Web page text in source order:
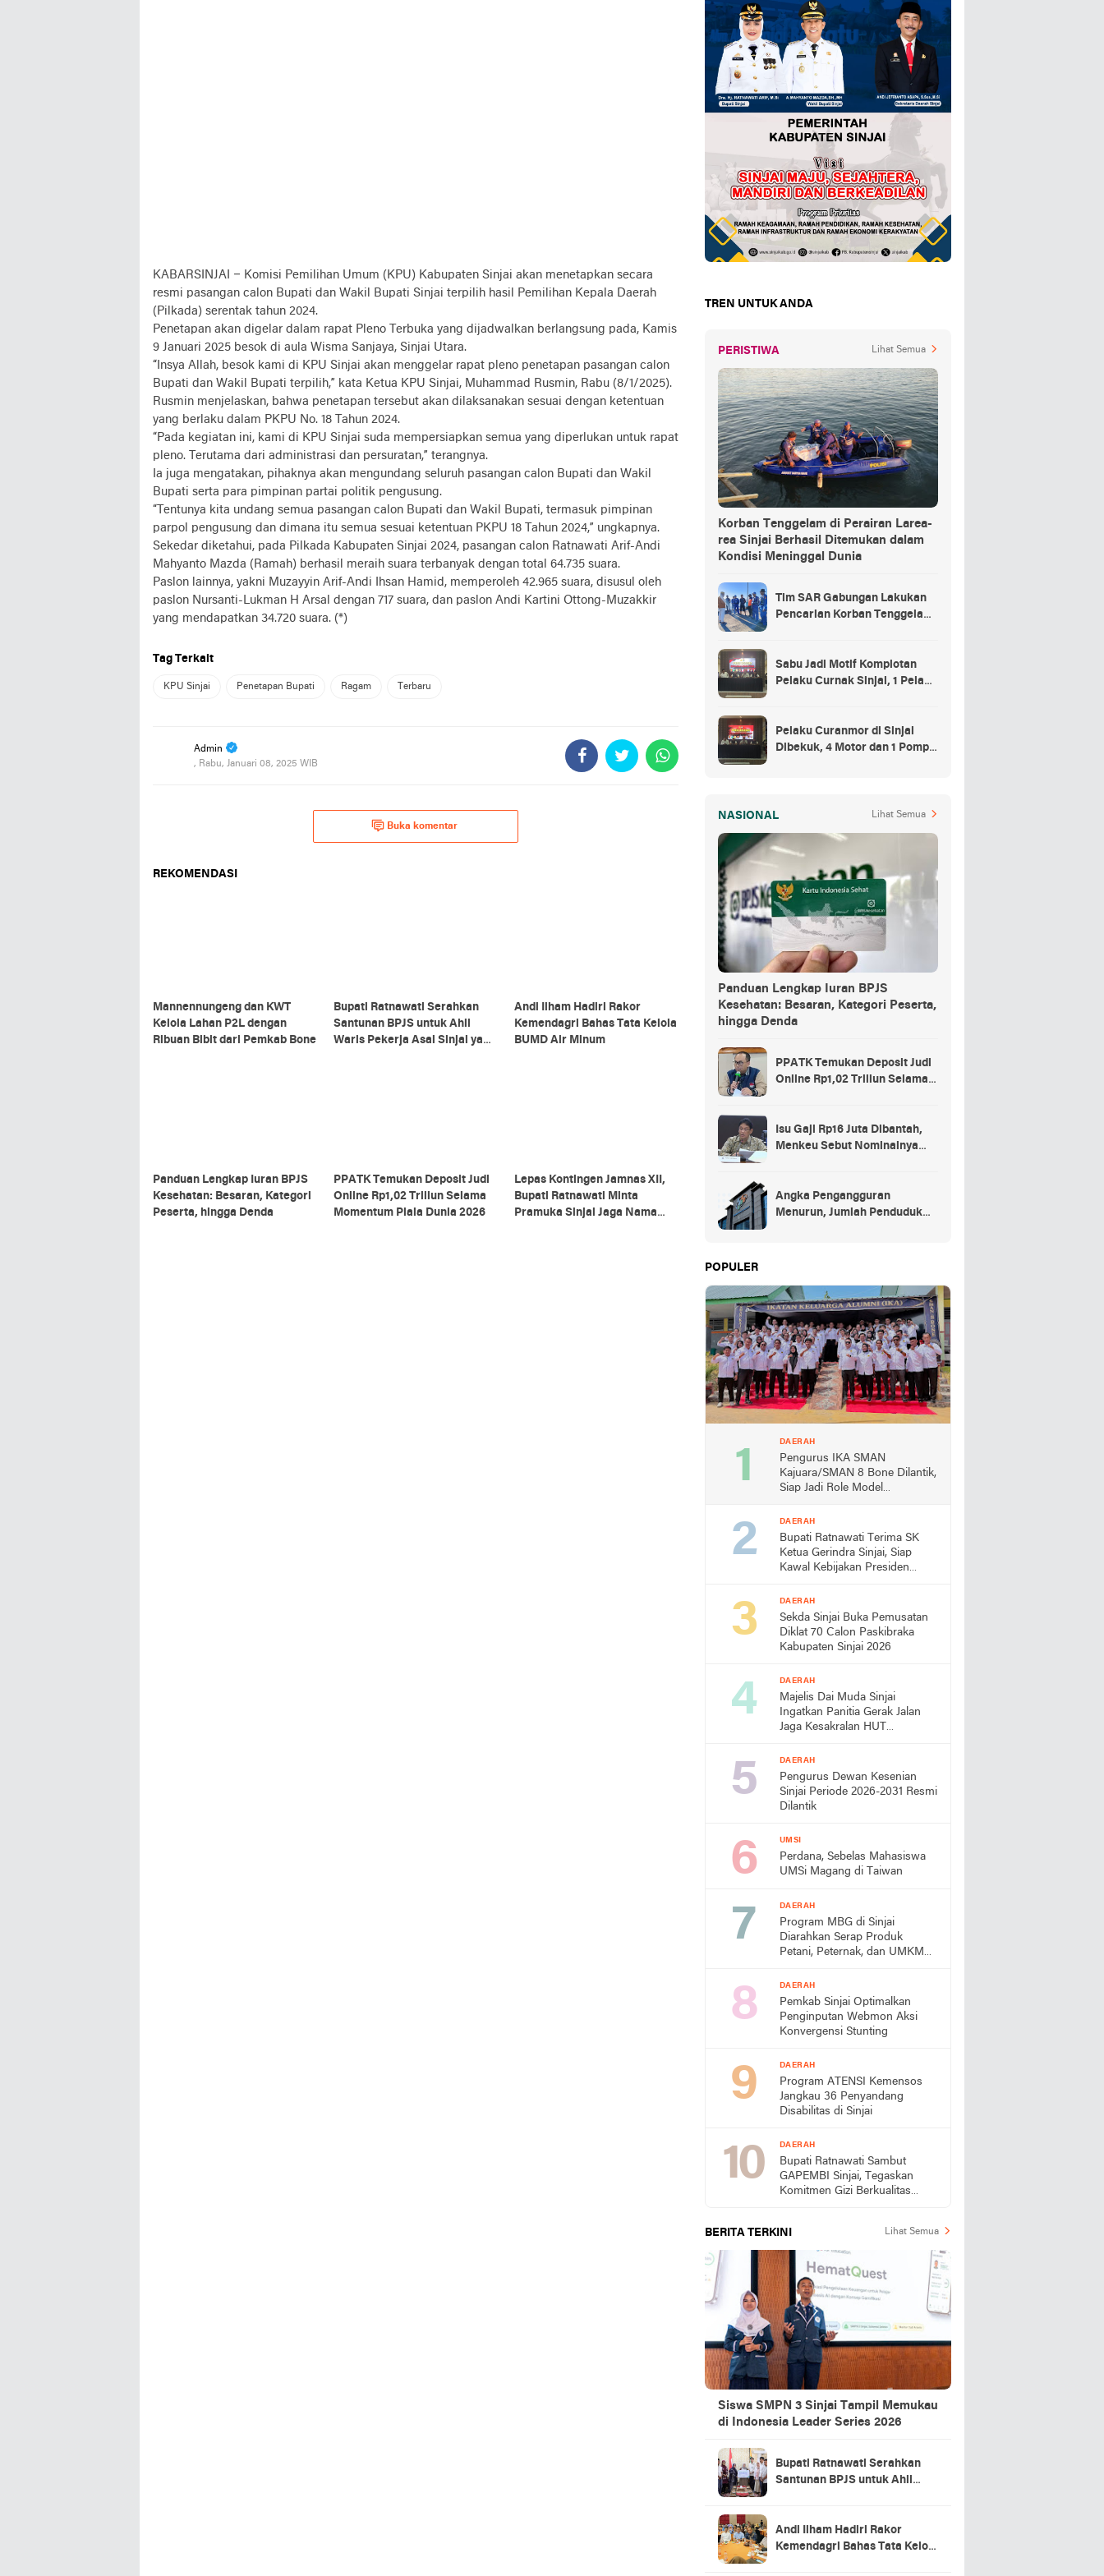
KABARSINJAI – Komisi Pemilihan Umum (KPU) Kabupaten Sinjai akan menetapkan secara
resmi pasangan calon Bupati dan Wakil Bupati Sinjai terpilih hasil Pemilihan Kepala Daerah
(Pilkada) serentak tahun 2024.
Penetapan akan digelar dalam rapat Pleno Terbuka yang dijadwalkan berlangsung pada, Kamis
9 Januari 2025 besok di aula Wisma Sanjaya, Sinjai Utara.
“Insya Allah, besok kami di KPU Sinjai akan menggelar rapat pleno penetapan pasangan calon
Bupati dan Wakil Bupati terpilih,” kata Ketua KPU Sinjai, Muhammad Rusmin, Rabu (8/1/2025).
Rusmin menjelaskan, bahwa penetapan tersebut akan dilaksanakan sesuai dengan ketentuan
yang berlaku dalam PKPU No. 18 Tahun 2024.
“Pada kegiatan ini, kami di KPU Sinjai suda mempersiapkan semua yang diperlukan untuk rapat
pleno. Terutama dari administrasi dan persuratan,” terangnya.
Ia juga mengatakan, pihaknya akan mengundang seluruh pasangan calon Bupati dan Wakil
Bupati serta para pimpinan partai politik pengusung.
“Tentunya kita undang semua pasangan calon Bupati dan Wakil Bupati, termasuk pimpinan
parpol pengusung dan dimana itu semua sesuai ketentuan PKPU 18 Tahun 2024,” ungkapnya.
Sekedar diketahui, pada Pilkada Kabupaten Sinjai 2024, pasangan calon Ratnawati Arif-Andi
Mahyanto Mazda (Ramah) berhasil meraih suara terbanyak dengan total 64.735 suara.
Paslon lainnya, yakni Muzayyin Arif-Andi Ihsan Hamid, memperoleh 42.965 suara, disusul oleh
paslon Nursanti-Lukman H Arsal dengan 717 suara, dan paslon Andi Kartini Ottong-Muzakkir
yang mendapatkan 34.720 suara. (*)
Tag Terkait
KPU Sinjai Penetapan Bupati Ragam Terbaru
Admin
, Rabu, Januari 08, 2025 WIB
Buka komentar
REKOMENDASI
Mannennungeng dan KWT
Kelola Lahan P2L dengan
Ribuan Bibit dari Pemkab Bone
Bupati Ratnawati Serahkan
Santunan BPJS untuk Ahli
Waris Pekerja Asal Sinjai yang
Andi Ilham Hadiri Rakor
Kemendagri Bahas Tata Kelola
BUMD Air Minum
Panduan Lengkap Iuran BPJS
Kesehatan: Besaran, Kategori
Peserta, hingga Denda
PPATK Temukan Deposit Judi
Online Rp1,02 Triliun Selama
Momentum Piala Dunia 2026
Lepas Kontingen Jamnas XII,
Bupati Ratnawati Minta
Pramuka Sinjai Jaga Nama
TREN UNTUK ANDA
PERISTIWA Lihat Semua
Korban Tenggelam di Perairan Larea-
rea Sinjai Berhasil Ditemukan dalam
Kondisi Meninggal Dunia
Tim SAR Gabungan Lakukan
Pencarian Korban Tenggelam
Sabu Jadi Motif Komplotan
Pelaku Curnak Sinjai, 1 Pelaku
Pelaku Curanmor di Sinjai
Dibekuk, 4 Motor dan 1 Pompa
NASIONAL Lihat Semua
Panduan Lengkap Iuran BPJS
Kesehatan: Besaran, Kategori Peserta,
hingga Denda
PPATK Temukan Deposit Judi
Online Rp1,02 Triliun Selama
Isu Gaji Rp16 Juta Dibantah,
Menkeu Sebut Nominalnya
Angka Pengangguran
Menurun, Jumlah Penduduk
POPULER
DAERAH
Pengurus IKA SMAN
Kajuara/SMAN 8 Bone Dilantik,
Siap Jadi Role Model
DAERAH
Bupati Ratnawati Terima SK
Ketua Gerindra Sinjai, Siap
Kawal Kebijakan Presiden
DAERAH
Sekda Sinjai Buka Pemusatan
Diklat 70 Calon Paskibraka
Kabupaten Sinjai 2026
DAERAH
Majelis Dai Muda Sinjai
Ingatkan Panitia Gerak Jalan
Jaga Kesakralan HUT
DAERAH
Pengurus Dewan Kesenian
Sinjai Periode 2026-2031 Resmi
Dilantik
UMSI
Perdana, Sebelas Mahasiswa
UMSi Magang di Taiwan
DAERAH
Program MBG di Sinjai
Diarahkan Serap Produk
Petani, Peternak, dan UMKM
DAERAH
Pemkab Sinjai Optimalkan
Penginputan Webmon Aksi
Konvergensi Stunting
DAERAH
Program ATENSI Kemensos
Jangkau 36 Penyandang
Disabilitas di Sinjai
DAERAH
Bupati Ratnawati Sambut
GAPEMBI Sinjai, Tegaskan
Komitmen Gizi Berkualitas
BERITA TERKINI Lihat Semua
Siswa SMPN 3 Sinjai Tampil Memukau
di Indonesia Leader Series 2026
Bupati Ratnawati Serahkan
Santunan BPJS untuk Ahli
Andi Ilham Hadiri Rakor
Kemendagri Bahas Tata Kelola